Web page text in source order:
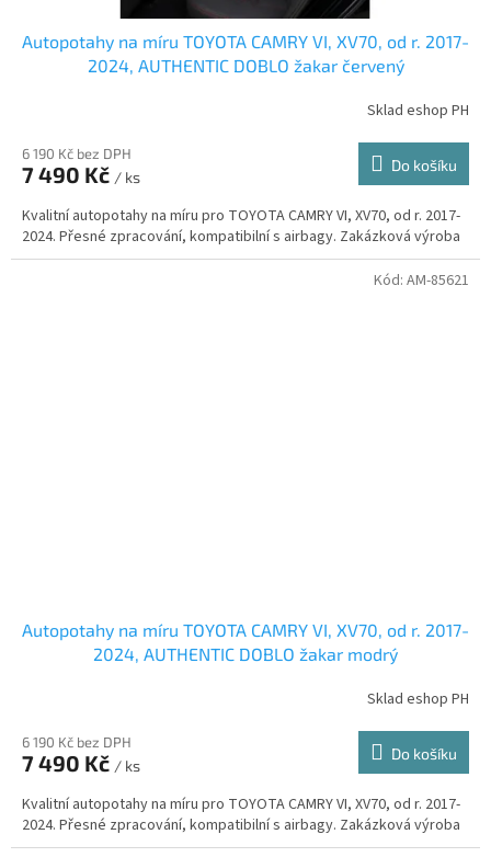
Autopotahy na míru TOYOTA CAMRY VI, XV70, od r. 2017-
2024, AUTHENTIC DOBLO žakar červený
Sklad eshop PH
6 190 Kč bez DPH
7 490 Kč / ks
Do košíku
Kvalitní autopotahy na míru pro TOYOTA CAMRY VI, XV70, od r. 2017-
2024. Přesné zpracování, kompatibilní s airbagy. Zakázková výroba
Autopotahy na míru TOYOTA CAMRY VI, XV70, od r. 2017-
2024, AUTHENTIC DOBLO žakar modrý
Sklad eshop PH
6 190 Kč bez DPH
7 490 Kč / ks
Do košíku
Kvalitní autopotahy na míru pro TOYOTA CAMRY VI, XV70, od r. 2017-
2024. Přesné zpracování, kompatibilní s airbagy. Zakázková výroba
Kód: AM-85621